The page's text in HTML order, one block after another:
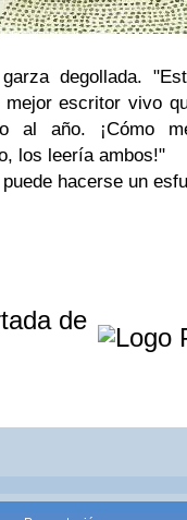
degollada.
escritor vivo
al año. ¡Cómo
los leería ambos!"
hacerse un
de